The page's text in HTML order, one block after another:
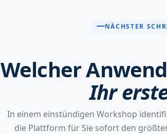
NÄCHSTER
Welcher
Ihr
In einem einstündigen Workshop
die Plattform für Sie sofort den